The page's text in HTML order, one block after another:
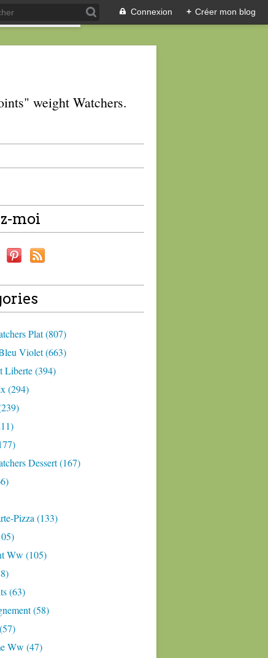
Connexion + Créer mon blog
weight Watchers.
moi
Plat (807)
Violet (663)
Liberte (394)
(294)
Dessert (167)
Pizza (133)
Ww (105)
(63)
(58)
Ww (47)